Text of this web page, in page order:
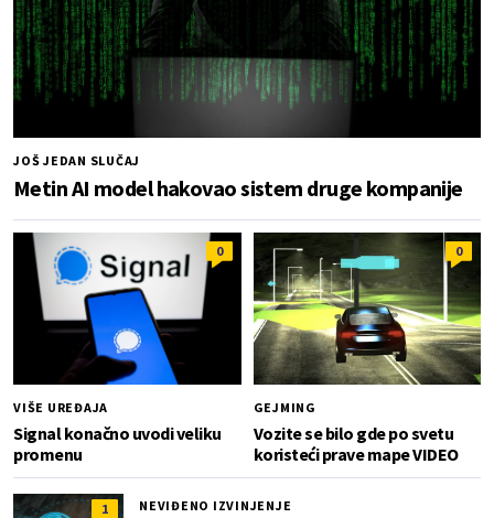
JOŠ JEDAN SLUČAJ
Metin AI model hakovao sistem druge kompanije
0
VIŠE UREĐAJA
Signal konačno uvodi veliku
promenu
0
GEJMING
Vozite se bilo gde po svetu
koristeći prave mape VIDEO
1 NEVIĐENO IZVINJENJE